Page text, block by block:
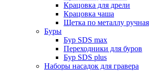
Крацовка для дрели
Крацовка чаша
Щетка по металлу ручная
Буры
Бур SDS max
Переходники для буров
Бур SDS plus
Наборы насадок для гравера